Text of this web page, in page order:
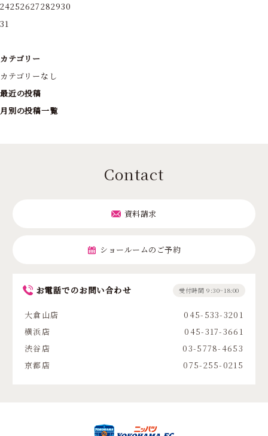
24252627282930
31
カテゴリー
カテゴリーなし
最近の投稿
月別の投稿一覧
Contact
資料請求
ショールームのご予約
お電話でのお問い合わせ 受付時間 9:30~18:00
大倉山店
045-533-3201
横浜店
045-317-3661
渋谷店
03-5778-4653
京都店
075-255-0215